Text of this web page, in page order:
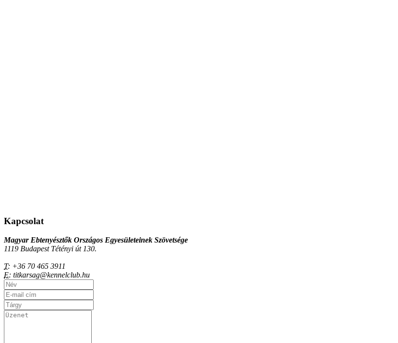
Kapcsolat
Magyar Ebtenyésztők Országos Egyesületeinek Szövetsége
1119 Budapest Tétényi út 130.
T: +36 70 465 3911
E: titkarsag@kennelclub.hu